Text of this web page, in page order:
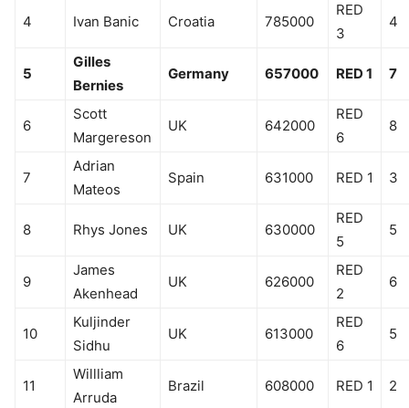
4 Ivan Banic Croatia 785000
RED
3
4
5
Gilles
Bernies
Germany 657000 RED 1 7
6
Scott
Margereson
UK 642000
RED
6
8
7
Adrian
Mateos
Spain 631000 RED 1 3
8 Rhys Jones UK 630000
RED
5
5
9
James
Akenhead
UK 626000
RED
2
6
10
Kuljinder
Sidhu
UK 613000
RED
6
5
11
Willliam
Arruda
Brazil 608000 RED 1 2